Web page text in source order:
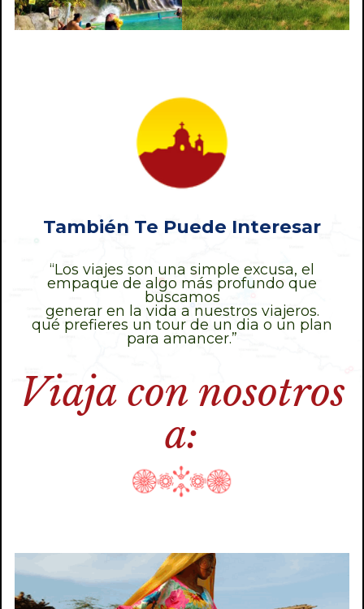
También Te Puede Interesar
“Los viajes son una simple excusa, el
empaque de algo más profundo que
buscamos
generar en la vida a nuestros viajeros.
qué prefieres un tour de un dia o un plan
para amancer.”
Viaja con nosotros
a: